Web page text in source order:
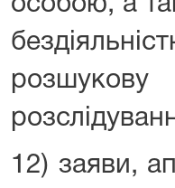
особою, а
12) заяви,